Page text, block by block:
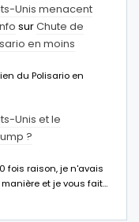
Unis menacent
surChute de
en moins
du Polisario en
Unis et le
?
fois raison, je n'avais
et je vous fait…